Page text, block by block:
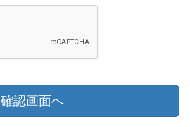
確認画面へ